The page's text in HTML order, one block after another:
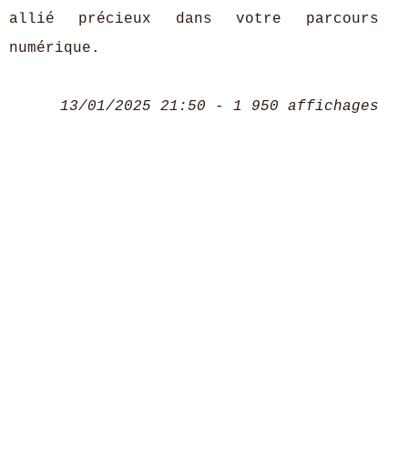
allié précieux dans votre parcours
numérique.
13/01/2025 21:50 - 1 950 affichages